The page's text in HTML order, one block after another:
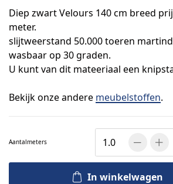
Diep zwart Velours 140 cm breed
meter.
slijtweerstand 50.000 toeren
wasbaar op 30 graden.
U kunt van dit mateeriaal een
Bekijk onze andere meubelstoffen.
Aantalmeters
In winkelwagen